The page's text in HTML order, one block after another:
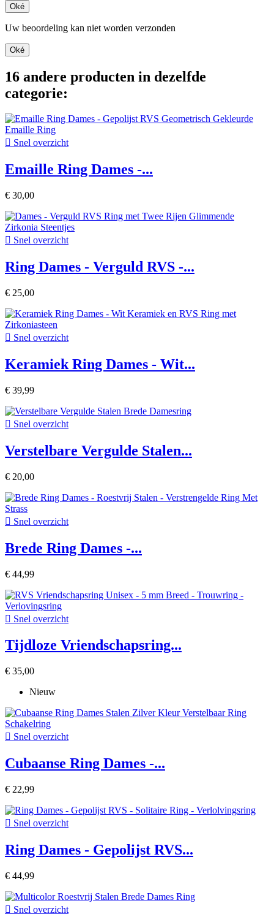
Oké
Uw beoordeling kan niet worden verzonden
Oké
16 andere producten in dezelfde
categorie:
 Snel overzicht
Emaille Ring Dames -...
€ 30,00
 Snel overzicht
Ring Dames - Verguld RVS -...
€ 25,00
 Snel overzicht
Keramiek Ring Dames - Wit...
€ 39,99
 Snel overzicht
Verstelbare Vergulde Stalen...
€ 20,00
 Snel overzicht
Brede Ring Dames -...
€ 44,99
 Snel overzicht
Tijdloze Vriendschapsring...
€ 35,00
Nieuw
 Snel overzicht
Cubaanse Ring Dames -...
€ 22,99
 Snel overzicht
Ring Dames - Gepolijst RVS...
€ 44,99
 Snel overzicht